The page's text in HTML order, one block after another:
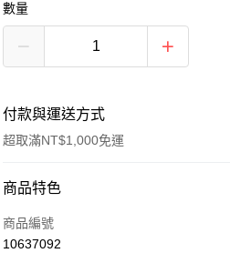
數量
付款與運送方式
超取滿NT$1,000免運
付款方式
信用卡一次付款
商品特色
商品編號
10637092